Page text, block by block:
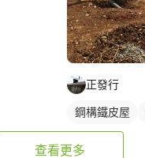
正發行
鋼構鐵皮屋
查看更多